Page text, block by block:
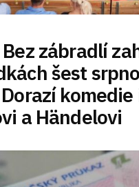
zábradlí
šest
a Händelovi